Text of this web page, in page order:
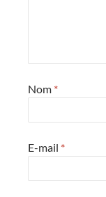
Nom *
E-mail *